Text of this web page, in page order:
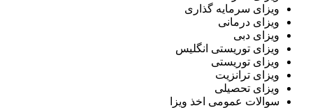
سرمایه گذاری
درمانی
دبی
توریستی انگلیس
توریستی
ترانزیت
تحصیلی
عمومی اخذ ویزا